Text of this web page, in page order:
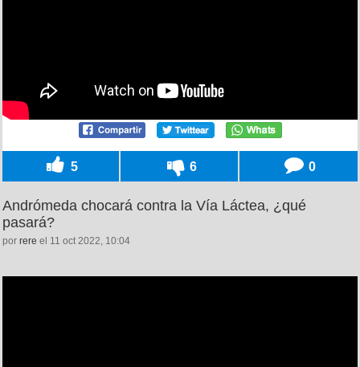
5 6 0
Andrómeda chocará contra la Vía Láctea, ¿qué
pasará?
por rere el 11 oct 2022, 10:04